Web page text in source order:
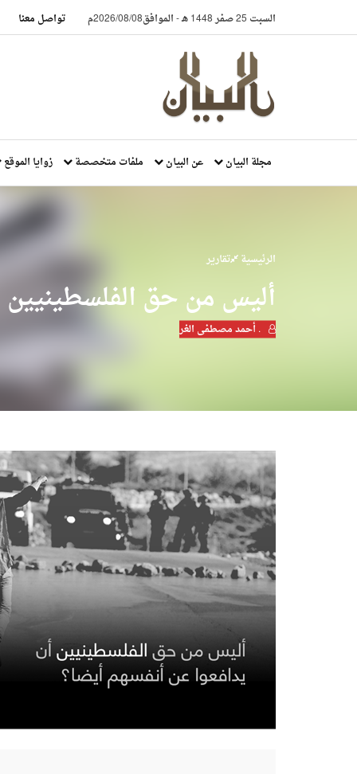
السبت 25 صفر 1448 هـ -الموافق2026/08/08م تواصل معنا
مجلة البيان عن البيان ملفات متخصصة زوايا الموقع
الرئيسية تقارير
أليس من حق
. أحمد مصطفى الغر